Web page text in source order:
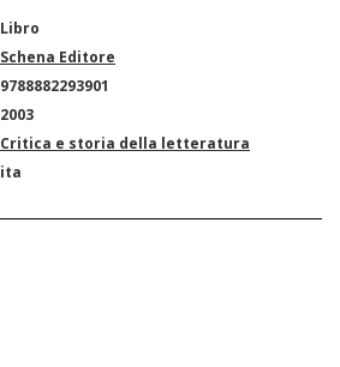
Libro
Schena Editore
9788882293901
2003
Critica e storia della letteratura
ita